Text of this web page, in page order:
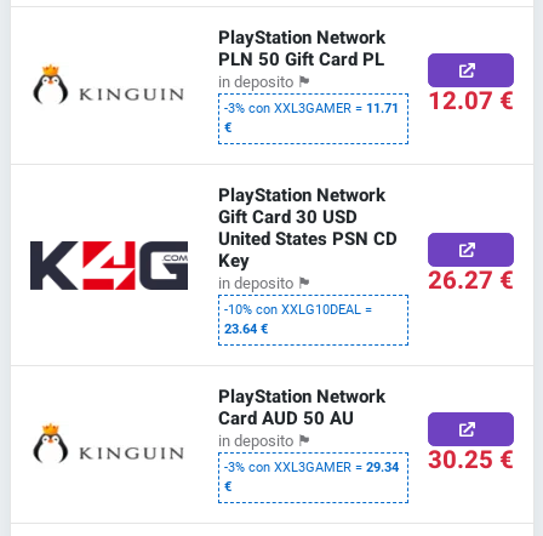
PlayStation Network
PLN 50 Gift Card PL
in deposito 🏴
-3% con XXL3GAMER =11.71
€
12.07 €
PlayStation Network
Gift Card 30 USD
United States PSN CD
Key
in deposito 🏴
-10% con XXLG10DEAL =
23.64 €
26.27 €
PlayStation Network
Card AUD 50 AU
in deposito 🏴
-3% con XXL3GAMER =29.34
€
30.25 €